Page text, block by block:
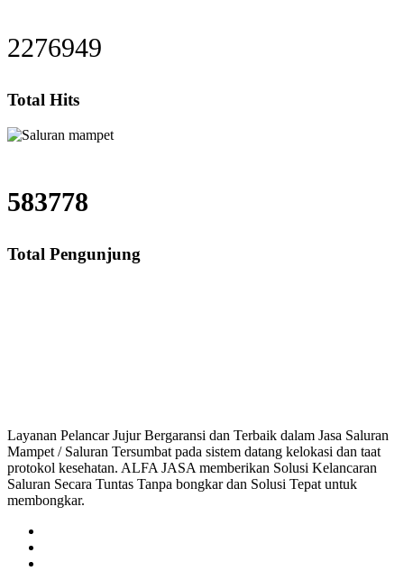
2276949
Total Hits
583778
Total Pengunjung
Layanan Pelancar Jujur Bergaransi dan Terbaik dalam Jasa Saluran
Mampet / Saluran Tersumbat pada sistem datang kelokasi dan taat
protokol kesehatan. ALFA JASA memberikan Solusi Kelancaran
Saluran Secara Tuntas Tanpa bongkar dan Solusi Tepat untuk
membongkar.